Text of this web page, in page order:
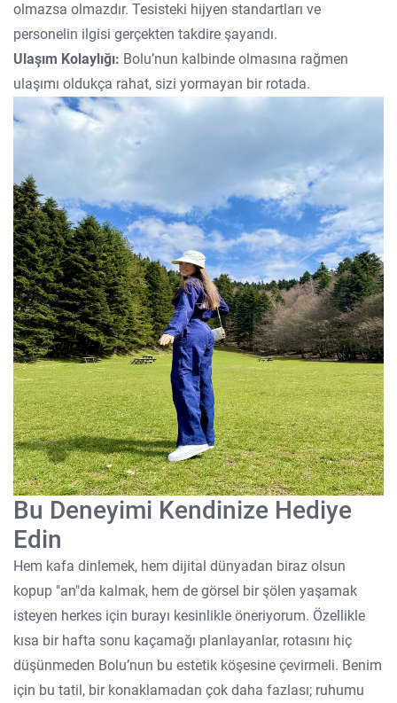
olmazsa olmazdır. Tesisteki hijyen standartları ve
personelin ilgisi gerçekten takdire şayandı.
Ulaşım Kolaylığı: Bolu’nun kalbinde olmasına rağmen
ulaşımı oldukça rahat, sizi yormayan bir rotada.
Bu Deneyimi Kendinize Hediye
Edin
Hem kafa dinlemek, hem dijital dünyadan biraz olsun
kopup "an"da kalmak, hem de görsel bir şölen yaşamak
isteyen herkes için burayı kesinlikle öneriyorum. Özellikle
kısa bir hafta sonu kaçamağı planlayanlar, rotasını hiç
düşünmeden Bolu’nun bu estetik köşesine çevirmeli. Benim
için bu tatil, bir konaklamadan çok daha fazlası; ruhumu